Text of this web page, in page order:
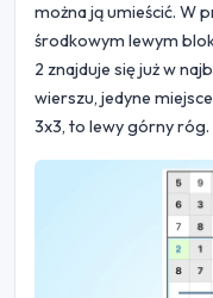
można ją umieścić. W
środkowym lewym
2 znajduje się już w
wierszu, jedyne
3x3, to lewy górny róg.